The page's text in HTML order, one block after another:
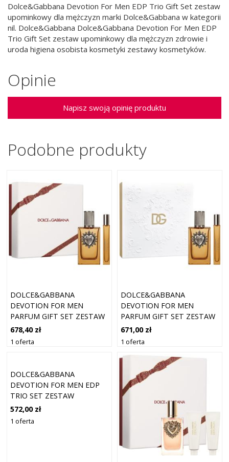
Dolce&Gabbana Devotion For Men EDP Trio Gift Set zestaw
upominkowy dla mężczyzn marki Dolce&Gabbana w kategorii
nil. Dolce&Gabbana Dolce&Gabbana Devotion For Men EDP
Trio Gift Set zestaw upominkowy dla mężczyzn zdrowie i
uroda higiena osobista kosmetyki zestawy kosmetyków.
Opinie
Napisz swoją opinię produktu
Podobne produkty
DOLCE&GABBANA
DEVOTION FOR MEN
PARFUM GIFT SET ZESTAW
UPOMINKOWY DLA
MĘŻCZYZN
678,40 zł
1 oferta
DOLCE&GABBANA
DEVOTION FOR MEN
PARFUM GIFT SET ZESTAW
UPOMINKOWY DLA
MĘŻCZYZN
671,00 zł
1 oferta
DOLCE&GABBANA
DEVOTION FOR MEN EDP
TRIO SET ZESTAW
PREZENTOWY DLA
MĘŻCZYZN
572,00 zł
1 oferta